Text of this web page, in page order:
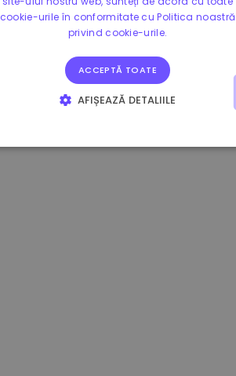
1.170000 € +2.60% 3.2B €
cookie-urile în conformitate cu Politica noastră
privind cookie-urile.
ACCEPTĂ TOATE
AFIȘEAZĂ DETALIILE